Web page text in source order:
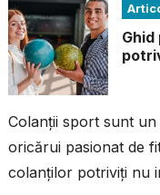
Colanții sport sunt
oricărui pasionat de
colanților potriviți nu